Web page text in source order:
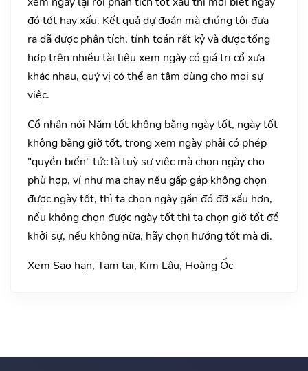
đó tốt hay xấu. Kết quả dự đoán mà chúng tôi đưa
ra đã được phân tích, tính toán rất kỷ và được tổng
hợp trên nhiều tài liệu xem ngày có giá trị cổ xưa
khác nhau, quý vị có thể an tâm dùng cho mọi sự
việc.
Cổ nhân nói Năm tốt không bằng ngày tốt, ngày tốt
không bằng giờ tốt, trong xem ngày phải có phép
"quyền biến" tức là tuỳ sự việc mà chọn ngày cho
phù hợp, ví như ma chay nếu gấp gáp không chọn
được ngày tốt, thì ta chọn ngày gần đó đỡ xấu hơn,
nếu không chọn được ngày tốt thì ta chọn giờ tốt để
khởi sự, nếu không nữa, hãy chọn hướng tốt mà đi.
Xem Sao hạn, Tam tai, Kim Lâu, Hoàng Ốc